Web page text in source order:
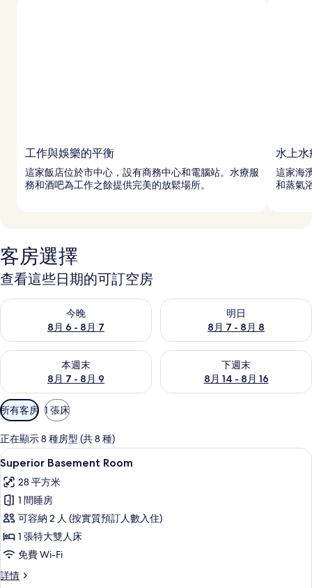
工作與娛樂的平衡
這家飯店位於市中心，設有商務中心和電腦站。水療服
務和酒吧為工作之餘提供完美的放鬆場所。
水上
這家海
和蒸氣
客房選擇
查看這些日期的可訂空房
今晚
8月 6 - 8月 7
查看今晚 8月 6 - 8月 7的可訂空房
明日
8月 7 - 8月 8
查看明日 8月 7 - 8月 8的可訂
本週末
8月 7 - 8月 9
查看本週末 8月 7 - 8月 9的可訂空房
下週末
8月 14 - 8月 16
查看下週末 8月 14 - 8月 16的
可
用
嘅
客
房
篩
選
條
所有客房 1 張床
正在顯示 8 種房型 (共 8 種)
載
入
所
有
Superior
Basement
Room
的
迷你吧、房內夾萬、書桌、手提電腦
9
Superior Basement Room
28 平方米
1 間睡房
可容納 2 人 (按實質預訂人數入住)
1 張特大雙人床
免費 Wi-Fi
詳情
Superior